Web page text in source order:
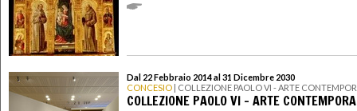
Dal 22 Febbraio 2014 al 31 Dicembre 2030
CONCESIO | COLLEZIONE PAOLO VI - ARTE
COLLEZIONE PAOLO VI - ARTE